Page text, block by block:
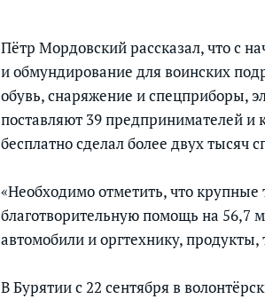
Пётр Мордовский рассказал, что с
и обмундирование для воинских
обувь, снаряжение и спецприборы,
поставляют 39 предпринимателей
бесплатно сделал более двух тысяч
«Необходимо отметить, что
благотворительную помощь на 56,7
автомобили и оргтехнику,
В Бурятии с 22 сентября в